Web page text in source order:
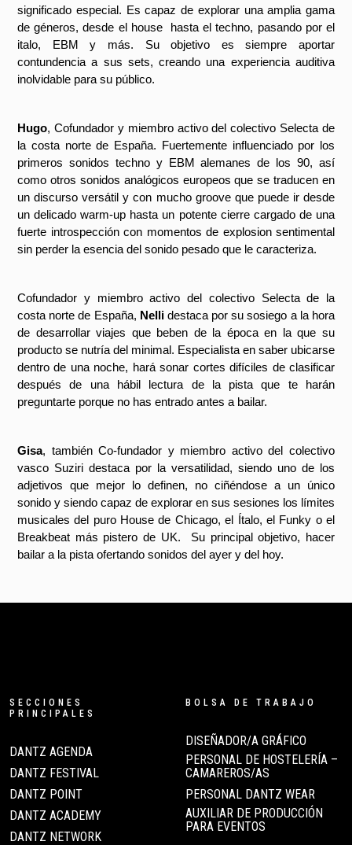
significado especial. Es capaz de explorar una amplia gama
de géneros, desde el house  hasta el techno, pasando por el
italo, EBM y más. Su objetivo es siempre aportar
contundencia a sus sets, creando una experiencia auditiva
inolvidable para su público.
Hugo, Cofundador y miembro activo del colectivo Selecta de
la costa norte de España. Fuertemente influenciado por los
primeros sonidos techno y EBM alemanes de los 90, así
como otros sonidos analógicos europeos que se traducen en
un discurso versátil y con mucho groove que puede ir desde
un delicado warm-up hasta un potente cierre cargado de una
fuerte introspección con momentos de explosion sentimental
sin perder la esencia del sonido pesado que le caracteriza.
Cofundador y miembro activo del colectivo Selecta de la
costa norte de España, Nelli destaca por su sosiego a la hora
de desarrollar viajes que beben de la época en la que su
producto se nutría del minimal. Especialista en saber ubicarse
dentro de una noche, hará sonar cortes difíciles de clasificar
después de una hábil lectura de la pista que te harán
preguntarte porque no has entrado antes a bailar.
Gisa, también Co-fundador y miembro activo del colectivo
vasco Suziri destaca por la versatilidad, siendo uno de los
adjetivos que mejor lo definen, no ciñéndose a un único
sonido y siendo capaz de explorar en sus sesiones los límites
musicales del puro House de Chicago, el Ítalo, el Funky o el
Breakbeat más pistero de UK.  Su principal objetivo, hacer
bailar a la pista ofertando sonidos del ayer y del hoy.
SECCIONES
PRINCIPALES
DANTZ AGENDA
DANTZ FESTIVAL
DANTZ POINT
DANTZ ACADEMY
DANTZ NETWORK
BOLSA DE TRABAJO
DISEÑADOR/A GRÁFICO
PERSONAL DE HOSTELERÍA –
CAMAREROS/AS
PERSONAL DANTZ WEAR
AUXILIAR DE PRODUCCIÓN
PARA EVENTOS